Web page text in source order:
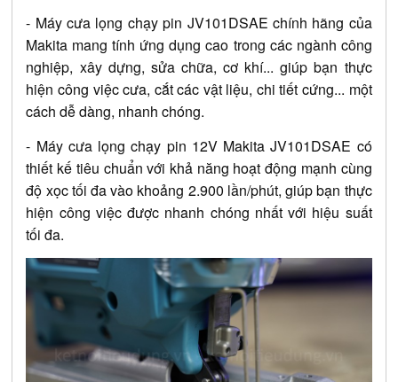
- Máy cưa lọng chạy pin JV101DSAE chính hãng của
Makita mang tính ứng dụng cao trong các ngành công
nghiệp, xây dựng, sửa chữa, cơ khí... giúp bạn thực
hiện công việc cưa, cắt các vật liệu, chi tiết cứng... một
cách dễ dàng, nhanh chóng.
- Máy cưa lọng chạy pin 12V Makita JV101DSAE có
thiết kế tiêu chuẩn với khả năng hoạt động mạnh cùng
độ xọc tối đa vào khoảng 2.900 lần/phút, giúp bạn thực
hiện công việc được nhanh chóng nhất với hiệu suất
tối đa.